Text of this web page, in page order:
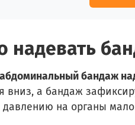
надевать
абдоминальный бандаж
вниз, а бандаж
на органы